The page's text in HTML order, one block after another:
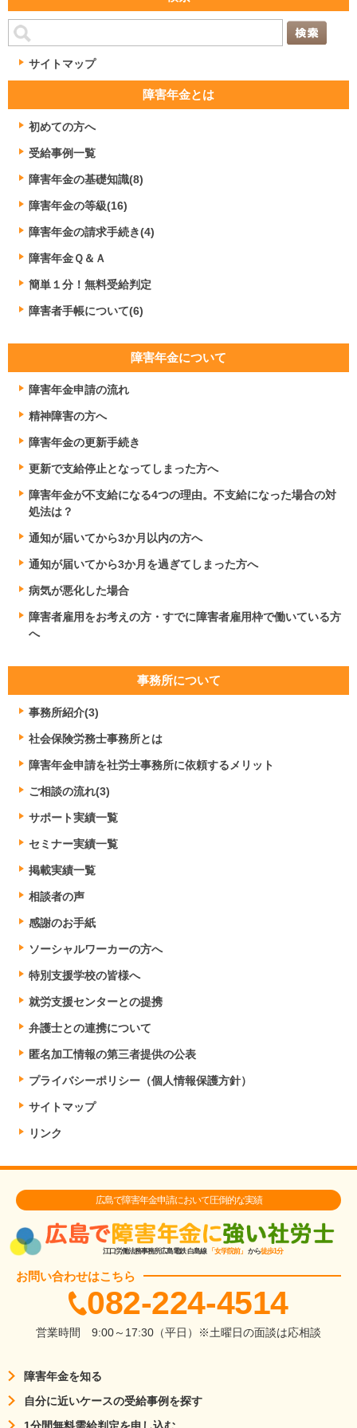
サイトマップ
障害年金とは
初めての方へ
受給事例一覧
障害年金の基礎知識(8)
障害年金の等級(16)
障害年金の請求手続き(4)
障害年金Ｑ＆Ａ
簡単１分！無料受給判定
障害者手帳について(6)
障害年金について
障害年金申請の流れ
精神障害の方へ
障害年金の更新手続き
更新で支給停止となってしまった方へ
障害年金が不支給になる4つの理由。不支給になった場合の対
処法は？
通知が届いてから3か月以内の方へ
通知が届いてから3か月を過ぎてしまった方へ
病気が悪化した場合
障害者雇用をお考えの方・すでに障害者雇用枠で働いている方
へ
事務所について
事務所紹介(3)
社会保険労務士事務所とは
障害年金申請を社労士事務所に依頼するメリット
ご相談の流れ(3)
サポート実績一覧
セミナー実績一覧
掲載実績一覧
相談者の声
感謝のお手紙
ソーシャルワーカーの方へ
特別支援学校の皆様へ
就労支援センターとの提携
弁護士との連携について
匿名加工情報の第三者提供の公表
プライバシーポリシー（個人情報保護方針）
サイトマップ
リンク
広島で障害年金申請において圧倒的な実績
江口労働法務事務所広島電鉄 白島線 「女学院前」 から徒歩1分
お問い合わせはこちら
082-224-4514
営業時間 9:00～17:30（平日） ※土曜日の面談は応相談
障害年金を知る
自分に近いケースの受給事例を探す
1分間無料需給判定を申し込む